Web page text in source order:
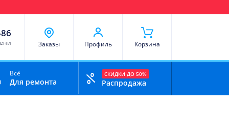
Заказы Профиль Корзина
Всё
Для ремонта
СКИДКИ ДО 50%
Распродажа